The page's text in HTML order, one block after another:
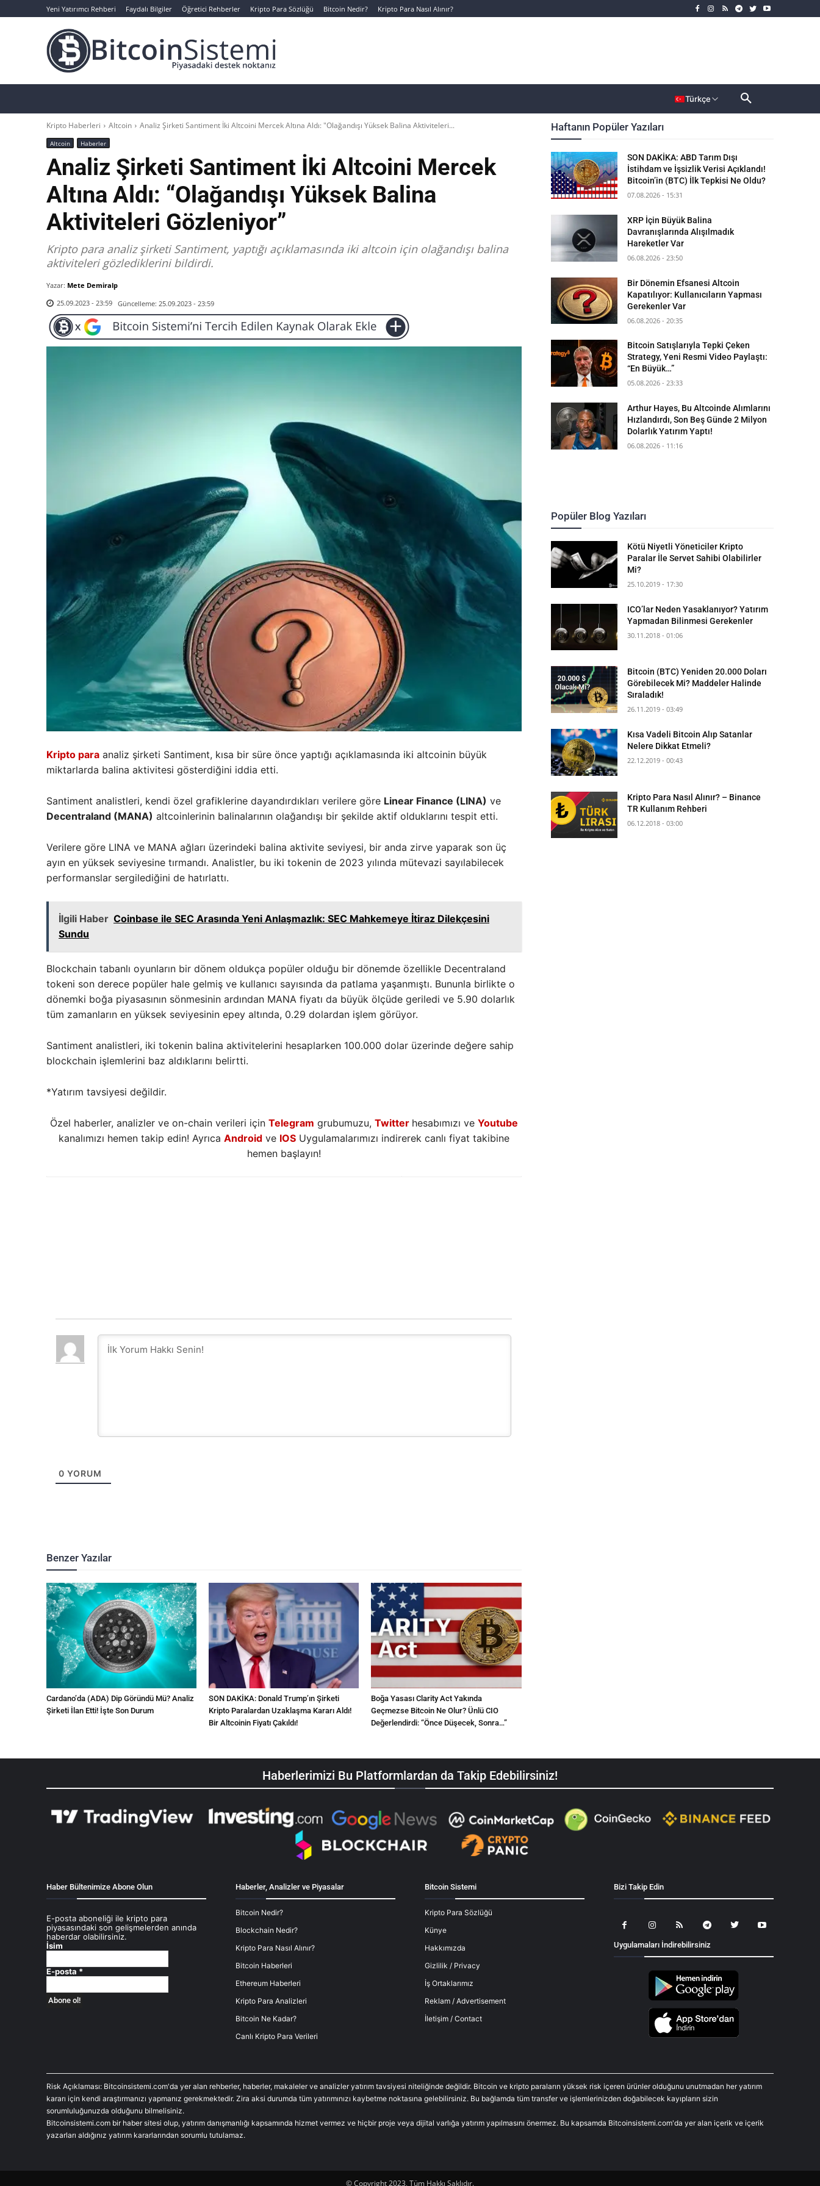
Yeni Yatırımcı Rehberi Faydalı Bilgiler Öğretici Rehberler Kripto Para Sözlüğü Bitcoin Nedir? Kripto Para Nasıl Alınır?
Türkçe
Kripto Haberleri Altcoin Analiz Şirketi Santiment İki Altcoini Mercek Altına Aldı: "Olağandışı Yüksek Balina Aktiviteleri...
Altcoin Haberler
Analiz Şirketi Santiment İki Altcoini Mercek
Altına Aldı: “Olağandışı Yüksek Balina
Aktiviteleri Gözleniyor”
Kripto para analiz şirketi Santiment, yaptığı açıklamasında iki altcoin için olağandışı balina
aktiviteleri gözlediklerini bildirdi.
Yazar: Mete Demiralp
25.09.2023 - 23:59 Güncelleme: 25.09.2023 - 23:59
Kripto para analiz şirketi Santiment, kısa bir süre önce yaptığı açıklamasında iki altcoinin büyük
miktarlarda balina aktivitesi gösterdiğini iddia etti.
Santiment analistleri, kendi özel grafiklerine dayandırdıkları verilere göre Linear Finance (LINA) ve
Decentraland (MANA) altcoinlerinin balinalarının olağandışı bir şekilde aktif olduklarını tespit etti.
Verilere göre LINA ve MANA ağları üzerindeki balina aktivite seviyesi, bir anda zirve yaparak son üç
ayın en yüksek seviyesine tırmandı. Analistler, bu iki tokenin de 2023 yılında mütevazi sayılabilecek
performanslar sergilediğini de hatırlattı.
İlgili Haber Coinbase ile SEC Arasında Yeni Anlaşmazlık: SEC Mahkemeye İtiraz Dilekçesini
Sundu
Blockchain tabanlı oyunların bir dönem oldukça popüler olduğu bir dönemde özellikle Decentraland
tokeni son derece popüler hale gelmiş ve kullanıcı sayısında da patlama yaşanmıştı. Bununla birlikte o
dönemki boğa piyasasının sönmesinin ardından MANA fiyatı da büyük ölçüde geriledi ve 5.90 dolarlık
tüm zamanların en yüksek seviyesinin epey altında, 0.29 dolardan işlem görüyor.
Santiment analistleri, iki tokenin balina aktivitelerini hesaplarken 100.000 dolar üzerinde değere sahip
blockchain işlemlerini baz aldıklarını belirtti.
*Yatırım tavsiyesi değildir.
Özel haberler, analizler ve on-chain verileri için Telegram grubumuzu, Twitter hesabımızı ve Youtube
kanalımızı hemen takip edin! Ayrıca Androidve IOSUygulamalarımızı indirerek canlı fiyat takibine
hemen başlayın!
0 YORUM
Benzer Yazılar
Cardano’da (ADA) Dip Göründü Mü? Analiz
Şirketi İlan Etti! İşte Son Durum
SON DAKİKA: Donald Trump’ın Şirketi
Kripto Paralardan Uzaklaşma Kararı Aldı!
Bir Altcoinin Fiyatı Çakıldı!
Boğa Yasası Clarity Act Yakında
Geçmezse Bitcoin Ne Olur? Ünlü CIO
Değerlendirdi: “Önce Düşecek, Sonra…”
Haftanın Popüler Yazıları
SON DAKİKA: ABD Tarım Dışı
İstihdam ve İşsizlik Verisi Açıklandı!
Bitcoin’in (BTC) İlk Tepkisi Ne Oldu?
07.08.2026 - 15:31
XRP İçin Büyük Balina
Davranışlarında Alışılmadık
Hareketler Var
06.08.2026 - 23:50
Bir Dönemin Efsanesi Altcoin
Kapatılıyor: Kullanıcıların Yapması
Gerekenler Var
06.08.2026 - 20:35
Bitcoin Satışlarıyla Tepki Çeken
Strategy, Yeni Resmi Video Paylaştı:
“En Büyük…”
05.08.2026 - 23:33
Arthur Hayes, Bu Altcoinde Alımlarını
Hızlandırdı, Son Beş Günde 2 Milyon
Dolarlık Yatırım Yaptı!
06.08.2026 - 11:16
Popüler Blog Yazıları
Kötü Niyetli Yöneticiler Kripto
Paralar İle Servet Sahibi Olabilirler
Mi?
25.10.2019 - 17:30
ICO’lar Neden Yasaklanıyor? Yatırım
Yapmadan Bilinmesi Gerekenler
30.11.2018 - 01:06
Bitcoin (BTC) Yeniden 20.000 Doları
Görebilecek Mi? Maddeler Halinde
Sıraladık!
26.11.2019 - 03:49
Kısa Vadeli Bitcoin Alıp Satanlar
Nelere Dikkat Etmeli?
22.12.2019 - 00:43
Kripto Para Nasıl Alınır? – Binance
TR Kullanım Rehberi
06.12.2018 - 03:00
Haberlerimizi Bu Platformlardan da Takip Edebilirsiniz!
Haber Bültenimize Abone Olun
E-posta aboneliği ile kripto para
piyasasındaki son gelişmelerden anında
haberdar olabilirsiniz.
İsim
E-posta *
Haberler, Analizler ve Piyasalar
Bitcoin Nedir?
Blockchain Nedir?
Kripto Para Nasıl Alınır?
Bitcoin Haberleri
Ethereum Haberleri
Kripto Para Analizleri
Bitcoin Ne Kadar?
Canlı Kripto Para Verileri
Bitcoin Sistemi
Kripto Para Sözlüğü
Künye
Hakkımızda
Gizlilik / Privacy
İş Ortaklarımız
Reklam / Advertisement
İletişim / Contact
Bizi Takip Edin
Uygulamaları İndirebilirsiniz
Risk Açıklaması: Bitcoinsistemi.com'da yer alan rehberler, haberler, makaleler ve analizler yatırım tavsiyesi niteliğinde değildir. Bitcoin ve kripto paraların yüksek risk içeren ürünler olduğunu unutmadan her yatırım
kararı için kendi araştırmanızı yapmanız gerekmektedir. Zira aksi durumda tüm yatırımınızı kaybetme noktasına gelebilirsiniz. Bu bağlamda tüm transfer ve işlemlerinizden doğabilecek kayıpların sizin
sorumluluğunuzda olduğunu bilmelisiniz.
Bitcoinsistemi.com bir haber sitesi olup, yatırım danışmanlığı kapsamında hizmet vermez ve hiçbir proje veya dijital varlığa yatırım yapılmasını önermez. Bu kapsamda Bitcoinsistemi.com'da yer alan içerik ve içerik
yazarları aldığınız yatırım kararlarından sorumlu tutulamaz.
© Copyright 2023, Tüm Hakkı Saklıdır.